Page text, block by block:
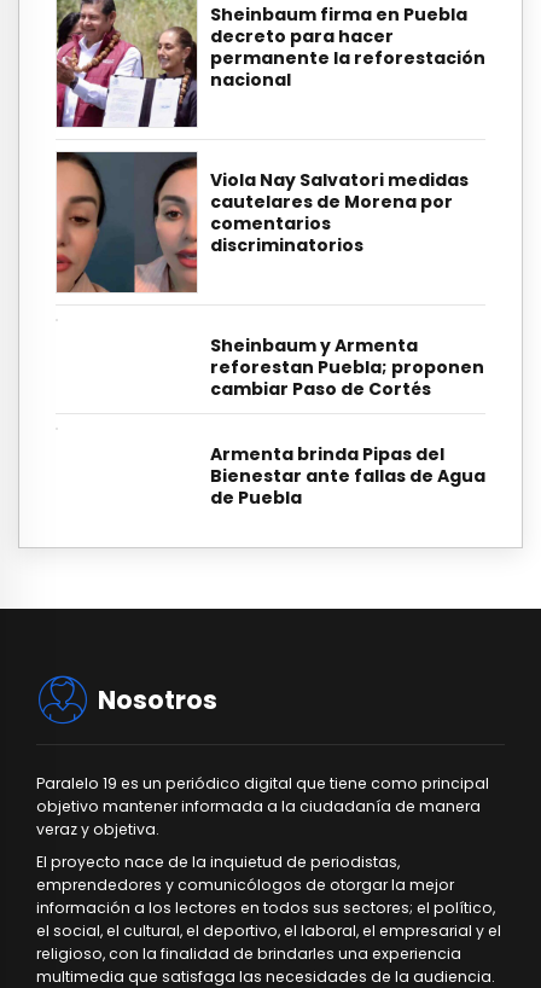
Sheinbaum firma en Puebla
decreto para hacer
permanente la reforestación
nacional
Viola Nay Salvatori medidas
cautelares de Morena por
comentarios
discriminatorios
Sheinbaum y Armenta
reforestan Puebla; proponen
cambiar Paso de Cortés
Armenta brinda Pipas del
Bienestar ante fallas de Agua
de Puebla
Nosotros
Paralelo 19 es un periódico digital que tiene como principal
objetivo mantener informada a la ciudadanía de manera
veraz y objetiva.
El proyecto nace de la inquietud de periodistas,
emprendedores y comunicólogos de otorgar la mejor
información a los lectores en todos sus sectores; el político,
el social, el cultural, el deportivo, el laboral, el empresarial y el
religioso, con la finalidad de brindarles una experiencia
multimedia que satisfaga las necesidades de la audiencia.